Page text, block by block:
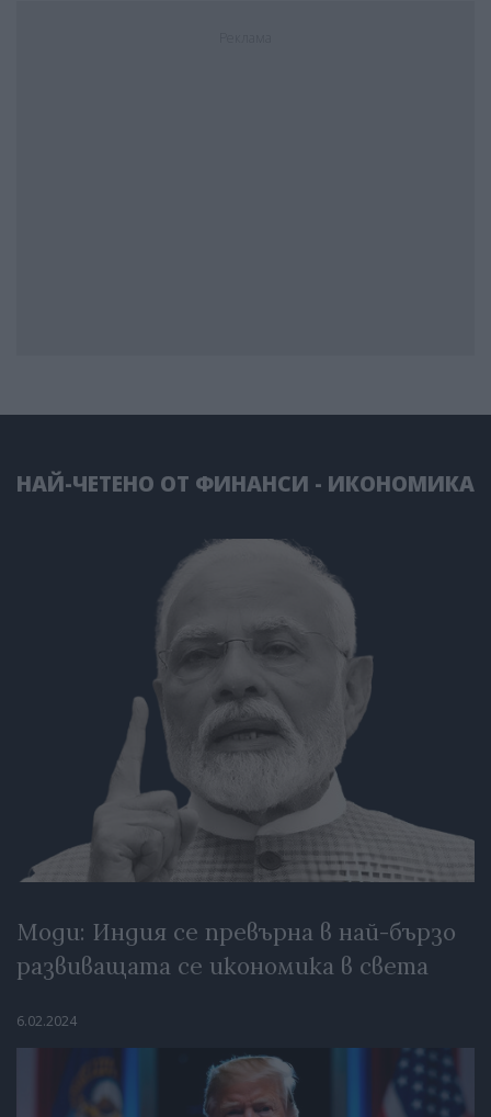
НАЙ-ЧЕТЕНО ОТ ФИНАНСИ - ИКОНОМИКА
Моди: Индия се превърна в най-бързо
развиващата се икономика в света
6.02.2024